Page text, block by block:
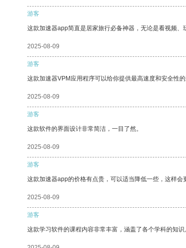
游客
这款加速器app简直是居家旅行必备神器，无论是看视频
2025-08-09
游客
这款加速器VPM应用程序可以给你提供最高速度和安全性
2025-08-09
游客
这款软件的界面设计非常简洁，一目了然。
2025-08-09
游客
这款加速器app的价格有点贵，可以适当降低一些，这样会
2025-08-09
游客
这款学习软件的课程内容非常丰富，涵盖了各个学科的知